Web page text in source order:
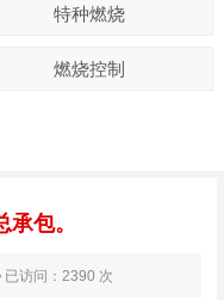
特种燃烧
燃烧控制
包。
已访问：2390 次